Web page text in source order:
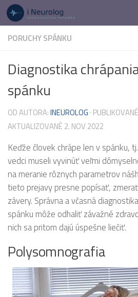
Preskočiť na obsah
PORUCHY SPÁNKU
Diagnostika
spánku
OD AUTORA:INEUROLOG · PUBLIKOVANÉ
AKTUALIZOVANÉ 2. NOV 2022
Keďže človek chrápe len v spánku,
vedci museli vyvinúť veľmi
na meranie rôznych parametrov
tieto prejavy presne popísať,
závery. Správna a včasná
spánku môže odhaliť závažné
nich sa pritom dajú úspešne liečiť.
Polysomnografia